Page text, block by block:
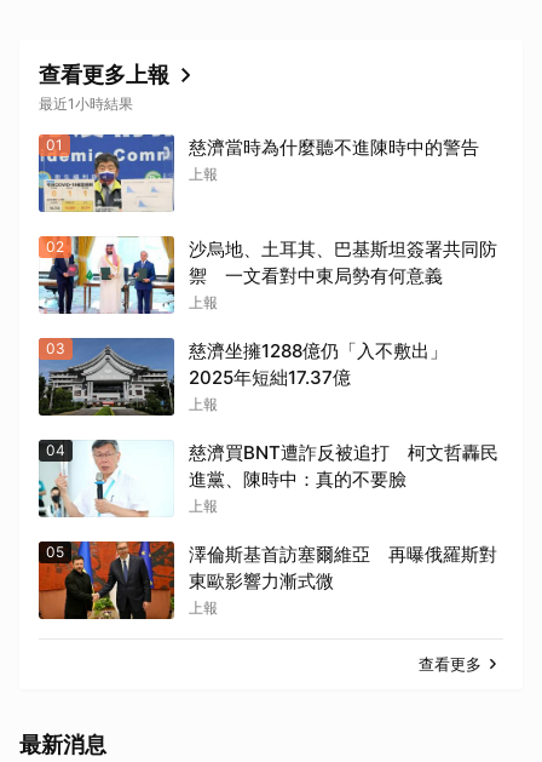
查看更多上報
最近1小時結果
01 慈濟當時為什麼聽不進陳時中的警告
上報
02
沙烏地、土耳其、巴基斯坦簽署共同防
禦 一文看對中東局勢有何意義
上報
03
慈濟坐擁1288億仍「入不敷出」
2025年短絀17.37億
上報
04
慈濟買BNT遭詐反被追打 柯文哲轟民
進黨、陳時中：真的不要臉
上報
05
澤倫斯基首訪塞爾維亞 再曝俄羅斯對
東歐影響力漸式微
上報
查看更多
最新消息